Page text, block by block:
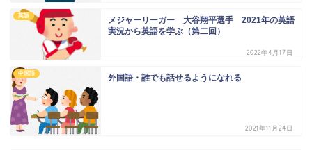
英語
メジャーリーガー 大谷翔平選手 2021年の英語
実況から英語を学ぶ（第二回）
2022年4月17日
中国語 外国語・誰でも話せるようになれる
2021年11月24日